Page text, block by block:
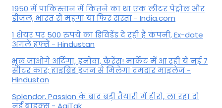
1950 में पाकिस्तान में कितने का था एक लीटर पेट्रोल और
डीजल, भारत से महंगा या फिर सस्ता - India.com
1 शेयर पर 500 रुपये का डिविडेंड दे रही है कंपनी, Ex-date
अगले हफ्ते - Hindustan
भूल जाओगे अर्टिगा, इनोवा, कैरेंस! मार्केट में आ रही ये नई 7
सीटर कार; हाइब्रिड इंजन से मिलेगा दमदार माइलेज -
Hindustan
Splendor, Passion के बाद बड़ी तैयारी में हीरो, ला रहा दो